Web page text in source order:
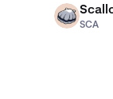
SCA
SCA